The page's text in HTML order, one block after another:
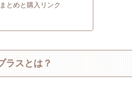
とめと購入リンク
ラスとは？